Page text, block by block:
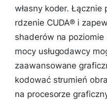
własny koder.
rdzenie CUDA® i
shaderów na
mocy usługodawcy
zaawansowane
kodować strumień
na procesorze